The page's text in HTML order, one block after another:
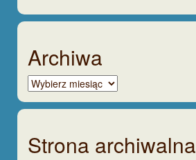
Archiwa
Archiwa
Strona archiwalna